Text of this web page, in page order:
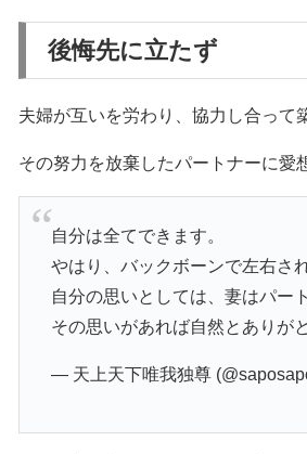
後悔先に立たず
夫婦が互いを労わり、協力し合って
その努力を放棄したパートナーに愛
自分は全てできます。
やはり、バックボーンで左右さ
自分の思いとしては、妻はパー
その思いがあれば自然とありが
— 天上天下唯我独尊